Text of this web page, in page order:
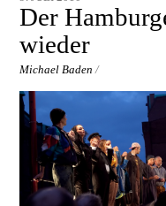
Der
wieder
Michael Baden /